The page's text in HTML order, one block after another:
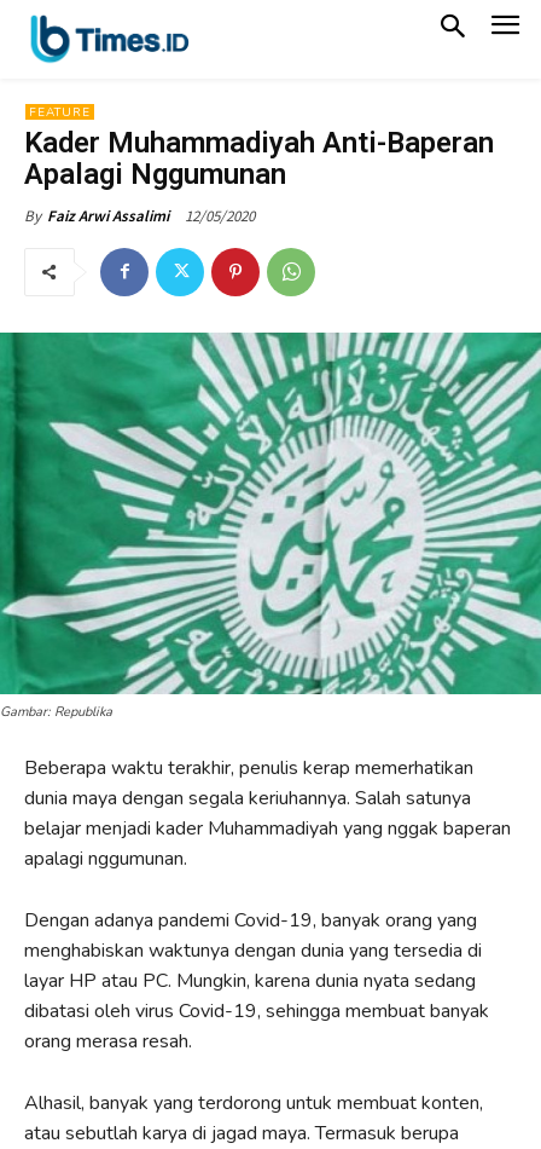
FEATURE
Kader Muhammadiyah Anti-Baperan
Apalagi Nggumunan
By Faiz Arwi Assalimi 12/05/2020
Gambar: Republika
Beberapa waktu terakhir, penulis kerap memerhatikan
dunia maya dengan segala keriuhannya. Salah satunya
belajar menjadi kader Muhammadiyah yang nggak baperan
apalagi nggumunan.
Dengan adanya pandemi Covid-19, banyak orang yang
menghabiskan waktunya dengan dunia yang tersedia di
layar HP atau PC. Mungkin, karena dunia nyata sedang
dibatasi oleh virus Covid-19, sehingga membuat banyak
orang merasa resah.
Alhasil, banyak yang terdorong untuk membuat konten,
atau sebutlah karya di jagad maya. Termasuk berupa